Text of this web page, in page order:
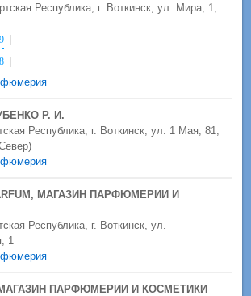
Республика, г. Воткинск, ул. Мира, 1,
Р. И.
Республика, г. Воткинск, ул. 1 Мая, 81,
МАГАЗИН ПАРФЮМЕРИИ И
Республика, г. Воткинск, ул.
1
МАГАЗИН ПАРФЮМЕРИИ И КОСМЕТИКИ